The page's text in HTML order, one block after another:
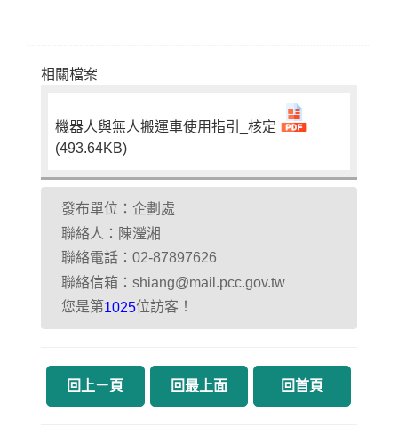
相關檔案
機器人與無人搬運車使用指引_核定
(493.64KB)
發布單位：企劃處
聯絡人：陳瀅湘
聯絡電話：02-87897626
聯絡信箱：shiang@mail.pcc.gov.tw
您是第1025位訪客！
回上ㄧ頁 回最上面 回首頁